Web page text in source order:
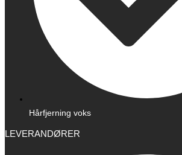
Hårfjerning voks
LEVERANDØRER